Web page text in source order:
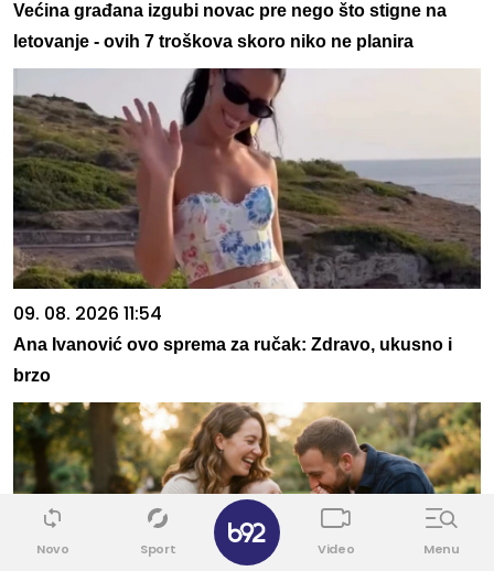
Većina građana izgubi novac pre nego što stigne na
letovanje - ovih 7 troškova skoro niko ne planira
09. 08. 2026 11:54
Ana Ivanović ovo sprema za ručak: Zdravo, ukusno i
brzo
Novo Sport Video Menu
✕